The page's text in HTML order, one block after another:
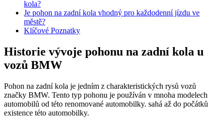
kola?
Je pohon na zadní kola vhodný pro každodenní jízdu ve
městě?
Klíčové Poznatky
Historie vývoje pohonu na zadní kola u
vozů BMW
Pohon na zadní kola je jedním z charakteristických rysů vozů
značky BMW. Tento typ pohonu je používán v mnoha modelech
automobilů od této renomované automobilky. sahá až do počátků
existence této automobilky.